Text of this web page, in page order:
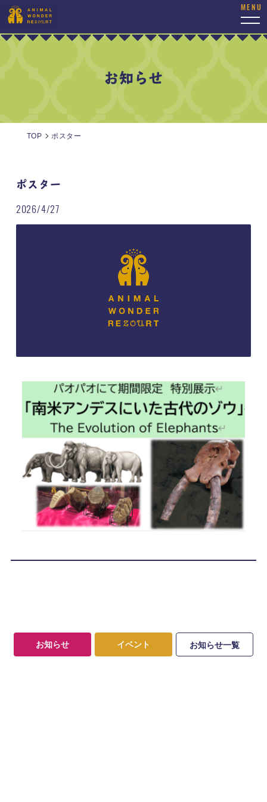
お知らせ
TOP ポスター
ポスター
2026/4/27
お知らせ イベント お知らせ一覧